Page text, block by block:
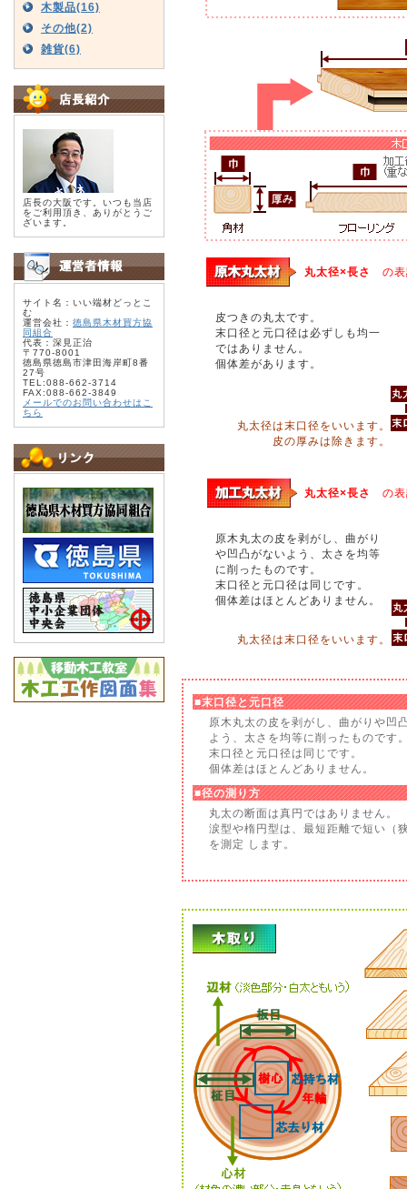
木製品(16)
その他(2)
雑貨(6)
店長の大阪です。いつも当店
をご利用頂き、ありがとうご
ざいます。
サイト名：いい端材どっとこ
む
運営会社： 徳島県木材買方協
同組合
代表：深見正治
〒770-8001
徳島県徳島市津田海岸町8番
27号
TEL:088-662-3714
FAX:088-662-3849
メールでのお問い合わせはこ
ちら
丸太径×長さ の表
皮つきの丸太です。
末口径と元口径は必ずしも均一
ではありません。
個体差があります。
丸太径は末口径をいいます。
皮の厚みは除きます。
丸太径×長さ の表
原木丸太の皮を剥がし、曲がり
や凹凸がないよう、太さを均等
に削ったものです。
末口径と元口径は同じです。
個体差はほとんどありません。
丸太径は末口径をいいます。
■末口径と元口径
原木丸太の皮を剥がし、曲がりや凹
よう、太さを均等に削ったものです
末口径と元口径は同じです。
個体差はほとんどありません。
■径の測り方
丸太の断面は真円ではありません。
涙型や楕円型は、最短距離で短い（
を測定 します。